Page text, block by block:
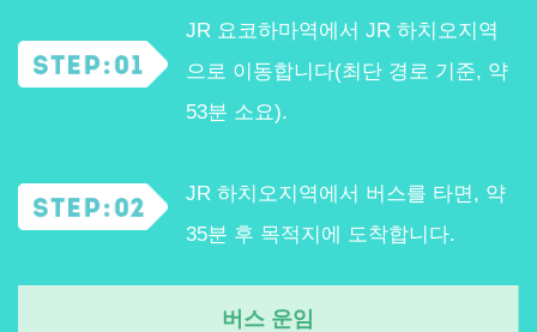
JR 요코하마역에서 JR 하치오지역
으로 이동합니다(최단 경로 기준, 약
53분 소요).
JR 하치오지역에서 버스를 타면, 약
35분 후 목적지에 도착합니다.
버스 운임